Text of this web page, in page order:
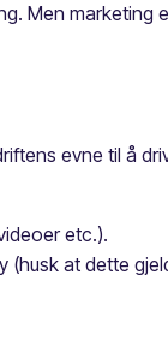
Men marketing
evne til å
etc.).
at dette